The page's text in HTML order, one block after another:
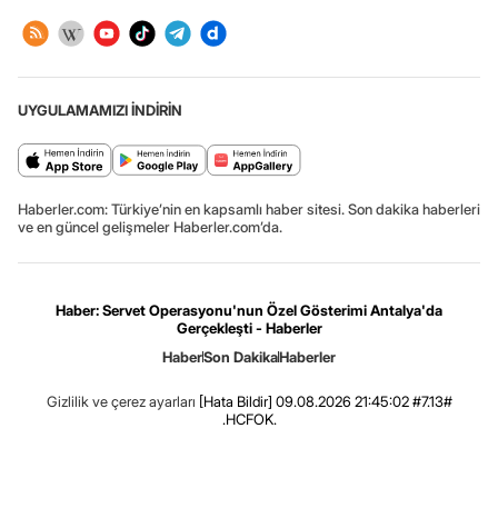
UYGULAMAMIZI İNDİRİN
Haberler.com: Türkiye’nin en kapsamlı haber sitesi. Son dakika haberleri
ve en güncel gelişmeler Haberler.com’da.
Haber: Servet Operasyonu'nun Özel Gösterimi Antalya'da
Gerçekleşti - Haberler
HaberSon DakikaHaberler
Gizlilik ve çerez ayarları [Hata Bildir] 09.08.2026 21:45:02 #7.13#
.HCFOK.